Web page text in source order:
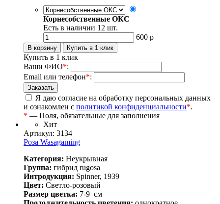
Корнесобственные ОКС
Есть в наличии 12 шт.
600 р
Купить в 1 клик
Ваши ФИО*:
Email или телефон*:
Я даю согласие на обработку персональных данных
и ознакомлен с политикой конфиденциальности*.
* — Поля, обязательные для заполнения
Хит
Артикул: 3134
Роза Wasagaming
Категория: Неукрывная
Группа: гибрид rugosa
Интродукция: Spinner, 1939
Цвет: Светло-розовый
Размер цветка: 7-9 см